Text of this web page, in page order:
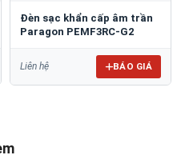
Đèn sạc khẩn cấp âm trần
Paragon PEMF3RC-G2
Liên hệ BÁO GIÁ